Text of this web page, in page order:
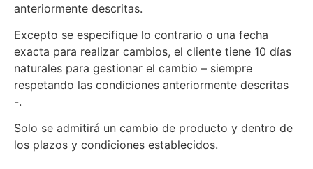
anteriormente descritas.
Excepto se especifique lo contrario o una fecha
exacta para realizar cambios, el cliente tiene 10 días
naturales para gestionar el cambio – siempre
respetando las condiciones anteriormente descritas
-.
Solo se admitirá un cambio de producto y dentro de
los plazos y condiciones establecidos.